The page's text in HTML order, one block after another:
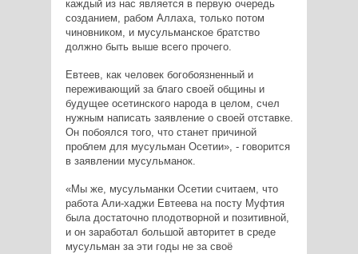
каждый из нас является в первую очередь
созданием, рабом Аллаха, только потом
чиновником, и мусульманское братство
должно быть выше всего прочего.
Евтеев, как человек богобоязненный и
переживающий за благо своей общины и
будущее осетинского народа в целом, счел
нужным написать заявление о своей отставке.
Он побоялся того, что станет причиной
проблем для мусульман Осетии», - говорится
в заявлении мусульманок.
«Мы же, мусульманки Осетии считаем, что
работа Али-хаджи Евтеева на посту Муфтия
была достаточно плодотворной и позитивной,
и он заработал большой авторитет в среде
мусульман за эти годы не за своё